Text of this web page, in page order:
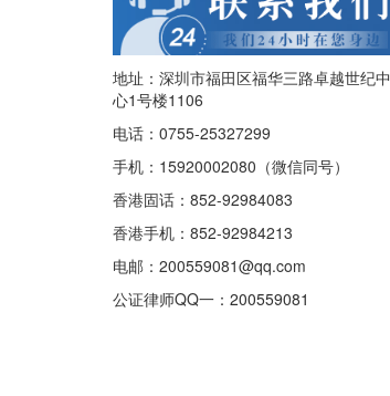
地址：深圳市福田区福华三路卓越世纪中
心1号楼1106
电话：0755-25327299
手机：15920002080（微信同号）
香港固话：852-92984083
香港手机：852-92984213
电邮：200559081@qq.com
公证律师QQ一： 200559081